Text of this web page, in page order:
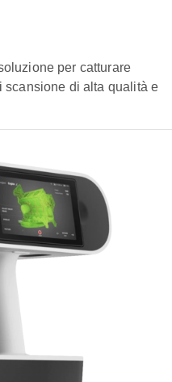
per catturare
scansione di alta qualità e